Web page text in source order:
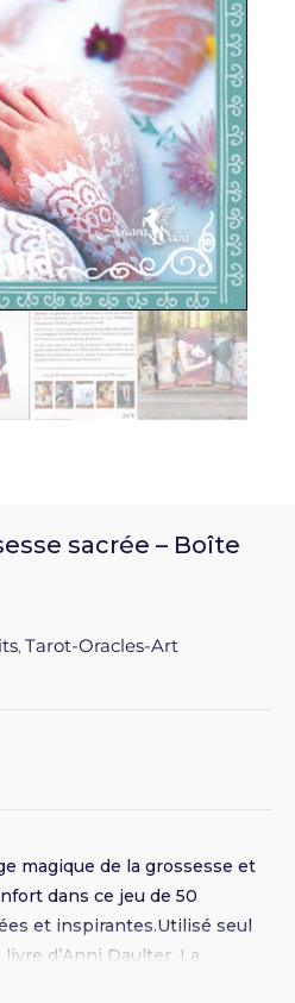
sacrée – Boîte
, Tarot-Oracles-Art
magique de la grossesse et
dans ce jeu de 50
et inspirantes.Utilisé seul
d’Anni Daulter, La